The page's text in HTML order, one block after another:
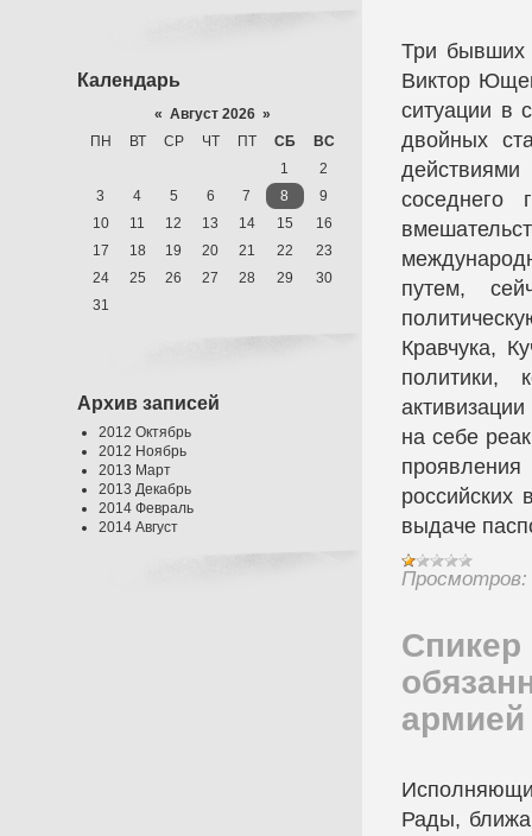
Календарь
« Август 2026 »
ПН
ВТ СР ЧТ ПТ СБ
ВС
1
2
3
4 5 6 7 8
9
10
11 12 13 14 15
16
17
18 19 20 21 22
23
24
25 26 27 28 29
30
31
Архив записей
2012 Октябрь
2012 Ноябрь
2013 Март
2013 Декабрь
2014 Февраль
2014 Август
Три бывших
Виктор
ситуации в
двойных
соседнего
путем,
Кравчука,
политики,
на себе
российских
выдаче
Просмотров:
Рады,